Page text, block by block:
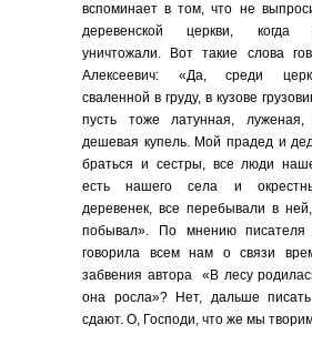
вспоминает в том, что не
деревенской церкви,
уничтожали. Вот такие слова
Алексеевич: «Да, среди
сваленной в груду, в кузове
пусть тоже латунная, луженая,
дешевая купель. Мой прадед и
браться и сестры, все люди
есть нашего села и
деревенек, все перебывали в
побывал». По мнению писателя
говорила всем нам о связи
забвения автора «В лесу
она росла»? Нет, дальше
сдают. О, Господи, что же мы